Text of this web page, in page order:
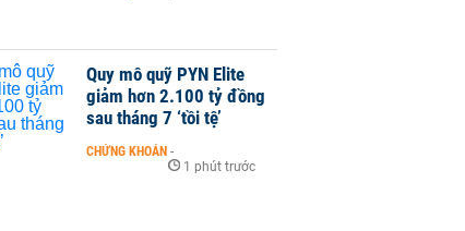
Quy mô quỹ PYN Elite
giảm hơn 2.100 tỷ đồng
sau tháng 7 ‘tồi tệ’
CHỨNG KHOÁN -
1 phút trước